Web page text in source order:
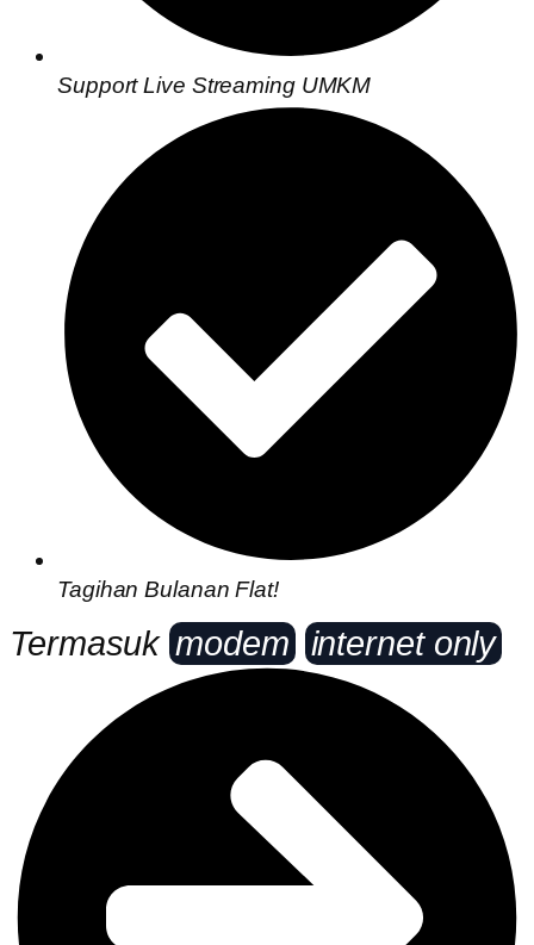
Support Live Streaming UMKM
Tagihan Bulanan Flat!
Termasukmodem internet only